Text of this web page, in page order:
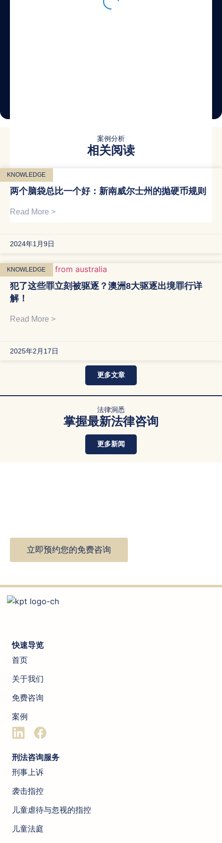
案例分析
相关阅读
KNOWLEDGE
两个脑袋总比一个好：新南威尔士州的抛硬币规则
Read More >
2024年1月9日
KNOWLEDGE
犯了这些罪立刻被驱逐？澳洲8大驱逐出境罪行详
解！
Read More >
2025年2月17日
更多文章
法律洞悉
掌握最新法律咨询
更多新闻
立即预约您的免费咨询
快速导览
首页
关于我们
免费咨询
案例
刑法咨询服务
刑事上诉
袭击指控
儿童虐待与忽视的指控
儿童法庭